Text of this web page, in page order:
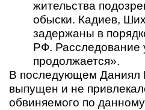
жительства
обыски. Кадиев,
задержаны в
РФ. Расследование
продолжается».
В последующем Даниял
выпущен и не
обвиняемого по